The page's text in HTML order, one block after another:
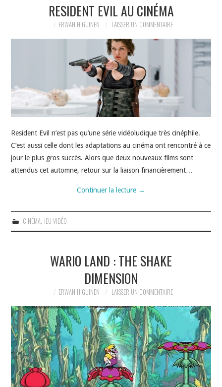
RESIDENT EVIL AU CINÉMA
ERWAN HIGUINEN LAISSER UN COMMENTAIRE
Resident Evil n’est pas qu’une série vidéoludique très cinéphile.
C’est aussi celle dont les adaptations au cinéma ont rencontré à ce
jour le plus gros succès. Alors que deux nouveaux films sont
attendus cet automne, retour sur la liaison financièrement…
Continuer la lecture →
CINÉMA, JEU VIDÉO
WARIO LAND : THE SHAKE
DIMENSION
ERWAN HIGUINEN LAISSER UN COMMENTAIRE